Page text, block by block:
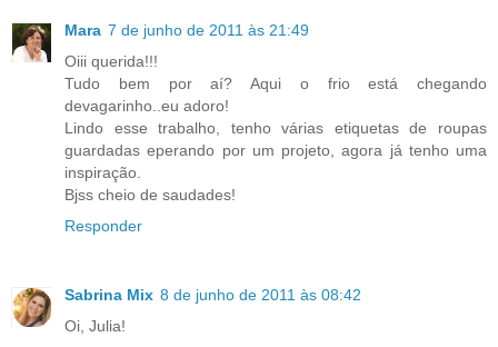
Mara 7 de junho de 2011 às 21:49
Oiii querida!!!
Tudo bem por aí? Aqui o frio está chegando
devagarinho..eu adoro!
Lindo esse trabalho, tenho várias etiquetas de roupas
guardadas eperando por um projeto, agora já tenho uma
inspiração.
Bjss cheio de saudades!
Responder
Sabrina Mix 8 de junho de 2011 às 08:42
Oi, Julia!